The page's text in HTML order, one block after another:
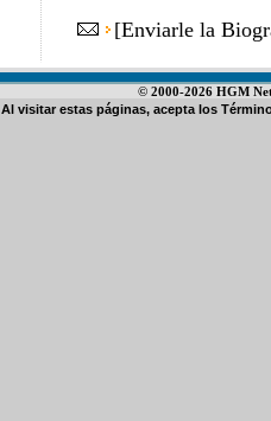
[Enviarle la
© 2000-2026 HGM
Al visitar estas páginas, acepta los